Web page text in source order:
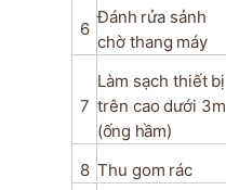
6
Đánh rửa sảnh
chờ thang máy
7
Làm sạch thiết bị
trên cao dưới 3m
(ống hầm)
8 Thu gom rác